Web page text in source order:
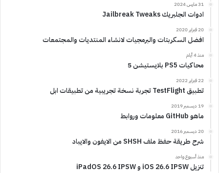
31 مارس 2024
ادوات الجلبريك Jailbreak Tweaks
20 فبراير 2020
افضل السكربتات والبرمجيات لانشاء المنتديات والمجتمعات
منذ 4 أيام
محاكيات PS5 بلايستيشن 5
22 فبراير 2022
تطبيق TestFlight تجربة نسخة تجريبية من تطبيقات ابل
19 ديسمبر 2019
ماهو GitHub معلومات وروابط
20 ديسمبر 2016
شرح طريقة حفظ ملف SHSH من الايفون والايباد
منذ أسبوع واحد
تنزيل iOS 26.6 IPSW و iPadOS 26.6 IPSW